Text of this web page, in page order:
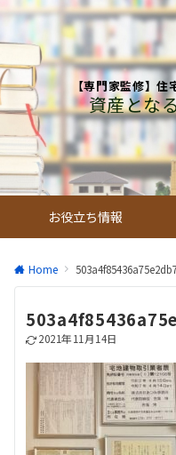
【専門家監修】
資産とな
お役立ち情報
Home
2021年11月14日